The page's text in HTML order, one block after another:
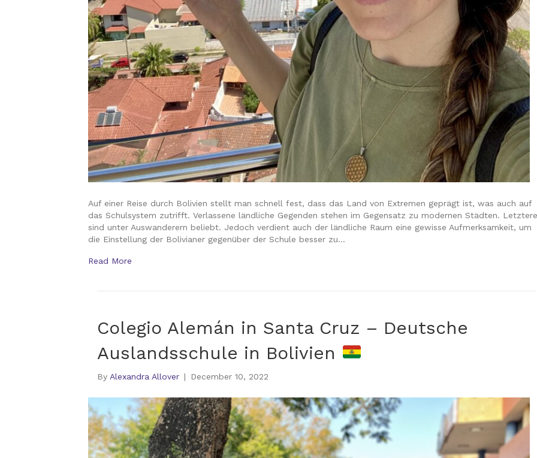
Auf einer Reise durch Bolivien stellt man schnell fest, dass das Land von Extremen geprägt ist, was auch auf
das Schulsystem zutrifft. Verlassene ländliche Gegenden stehen im Gegensatz zu modernen Städten. Letztere
sind unter Auswanderern beliebt. Jedoch verdient auch der ländliche Raum eine gewisse Aufmerksamkeit, um
die Einstellung der Bolivianer gegenüber der Schule besser zu…
Read More
Colegio Alemán in Santa Cruz – Deutsche
Auslandsschule in Bolivien
By Alexandra Allover | December 10, 2022